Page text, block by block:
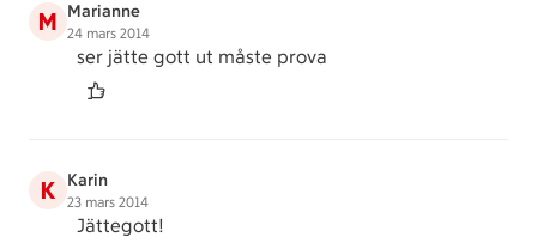
M Marianne
24 mars 2014
ser jätte gott ut måste prova
K Karin
23 mars 2014
Jättegott!